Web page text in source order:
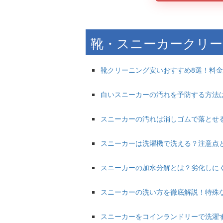
靴・スニーカークリ
靴クリーニング安いおすすめ8選！料
白いスニーカーの汚れを予防する方
スニーカーの汚れは消しゴムで落と
スニーカーは洗濯機で洗える？注意点
スニーカーの加水分解とは？劣化し
スニーカーの洗い方を徹底解説！特
スニーカーをコインランドリーで洗